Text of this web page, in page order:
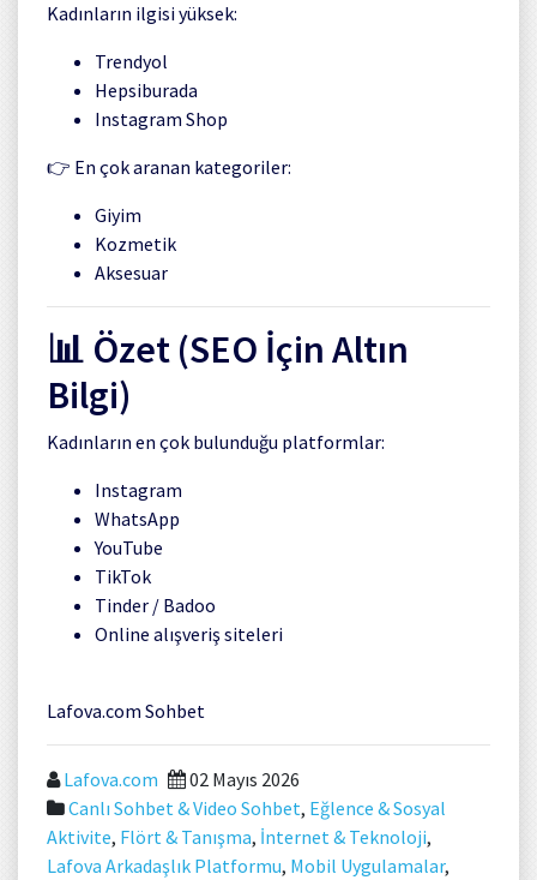
Kadınların ilgisi yüksek:
Trendyol
Hepsiburada
Instagram Shop
👉 En çok aranan kategoriler:
Giyim
Kozmetik
Aksesuar
📊 Özet (SEO İçin Altın
Bilgi)
Kadınların en çok bulunduğu platformlar:
Instagram
WhatsApp
YouTube
TikTok
Tinder / Badoo
Online alışveriş siteleri
Lafova.com Sohbet
Lafova.com
02 Mayıs 2026
Canlı Sohbet & Video Sohbet, Eğlence & Sosyal
Aktivite, Flört & Tanışma, İnternet & Teknoloji,
Lafova Arkadaşlık Platformu, Mobil Uygulamalar,